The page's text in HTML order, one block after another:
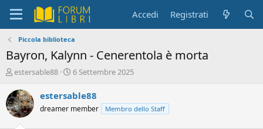
Accedi Registrati
Piccola biblioteca
Bayron, Kalynn - Cenerentola è morta
C
e
a
t
estersable88
D
t
d
6 Settembre 2025
estersable88
dreamer member Membro dello Staff